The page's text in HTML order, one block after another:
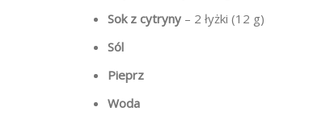
Sok z cytryny – 2 łyżki (12 g)
Sól
Pieprz
Woda